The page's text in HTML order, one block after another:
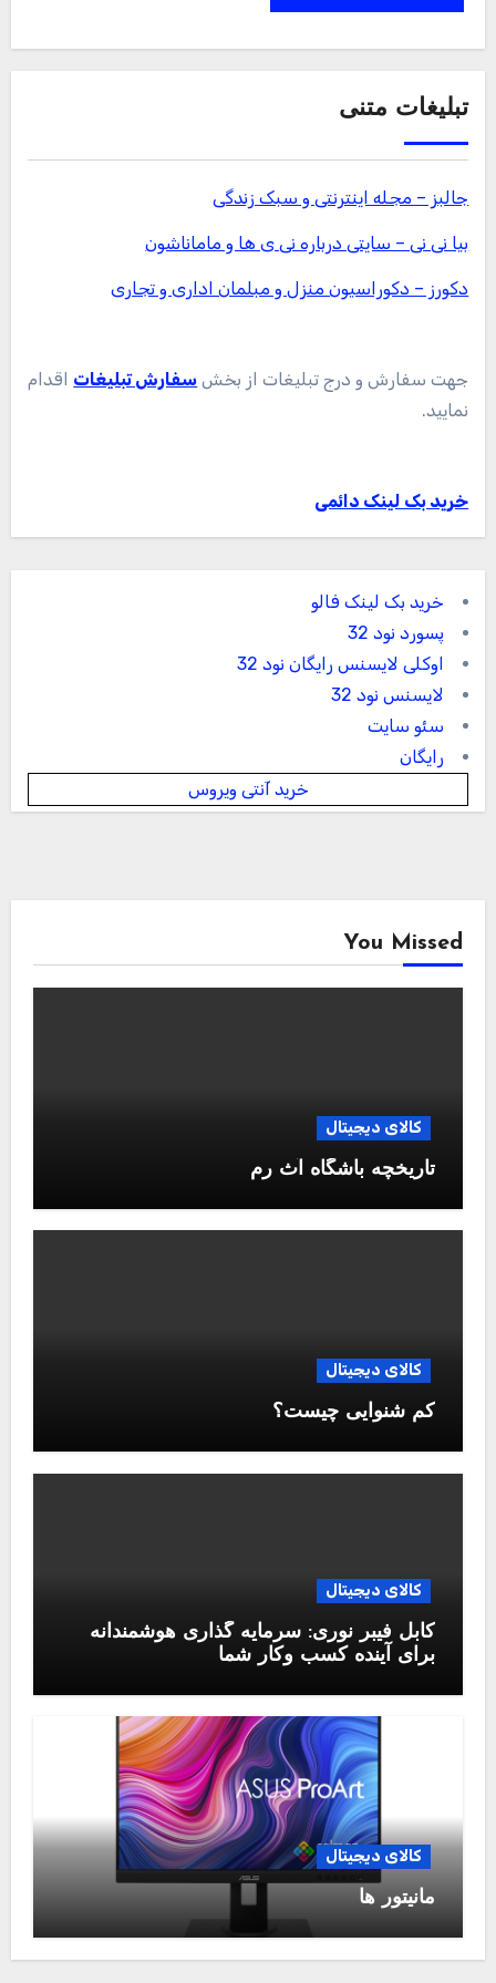
تبلیغات متنی
جالبز – مجله اینترنتی و سبک زندگی
بیا نی نی – سایتی درباره نی ی ها و ماماناشون
دکورز – دکوراسیون منزل و مبلمان اداری و تجاری
جهت سفارش و درج تبلیغات از بخش سفارش تبلیغات اقدام
نمایید.
خرید بک لینک دائمی
خرید بک لینک فالو
پسورد نود 32
اوکلی لایسنس رایگان نود 32
لایسنس نود 32
سئو سایت
رایگان
خرید آنتی ویروس
You Missed
کالای دیجیتال
تاریخچه باشگاه آث رم
کالای دیجیتال
کم شنوایی چیست؟
کالای دیجیتال
کابل فیبر نوری: سرمایه گذاری هوشمندانه
برای آینده کسب وکار شما
کالای دیجیتال
مانیتور ها